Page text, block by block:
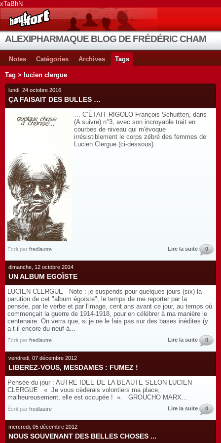
xTaBhN
Notes Catégories Archives Tags
Tag > lucien clergue
lundi, 24 octobre 2016
ÇA FAISAIT DES BULLES …
… C’ÉTAIT RIGOLO François Schuitten, dans
(A suivre) n°3, avec son incroyable trait en
courbes de niveau qui m'évoque
irrésistiblement le corps zébré des femmes de
Lucien Clergue (ci-dessous).
Écrit par fredlautre Lire la suite 0
dimanche, 12 octobre 2014
UN ALBUM EGOÏSTE
LUCIEN CLERGUE Note : je suspends pour quelques jours (six) la
parution de cet "album égoïste", le temps de me reporter par la
pensée, par le verbe et par l'image, cent ans avant ce jour, au temps où
commençait la guerre de 1914-1918, pour en célébrer à ma manière le
centenaire. On verra que, si je ne le fais pas sur des bases inédites (y
a-t-il encore du neuf à...
Écrit par fredlautre Lire la suite 0
vendredi, 07 décembre 2012
LIBEREZ-VOUS, MESDAMES : FUMEZ !
Pensée du jour : AUTRE IDEE DE LA BEAUTE SELON LUCIEN
CLERGUE « Je vous cèderais volontiers ma place,
malheureusement, elle est occupée ! ». GROUCHO MARX...
Écrit par fredlautre Lire la suite 0
mercredi, 05 décembre 2012
NOUS SOUVENANT DES BELLES CHOSES ...